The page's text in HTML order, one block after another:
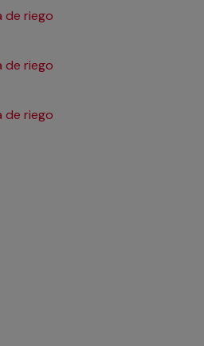
de riego
de riego
de riego